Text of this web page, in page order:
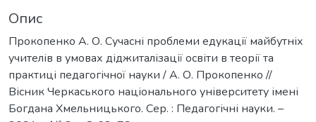
Опис
Прокопенко А. О. Сучасні проблеми едукації майбутніх
учителів в умовах діджиталізації освіти в теорії та
практиці педагогічної науки / А. О. Прокопенко //
Вісник Черкаського національного університету імені
Богдана Хмельницького. Сер. : Педагогічні науки. –